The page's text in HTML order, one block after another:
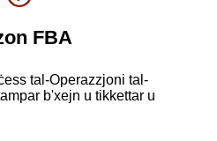
FBA
tal-Operazzjoni tal-
b'xejn u tikkettar u